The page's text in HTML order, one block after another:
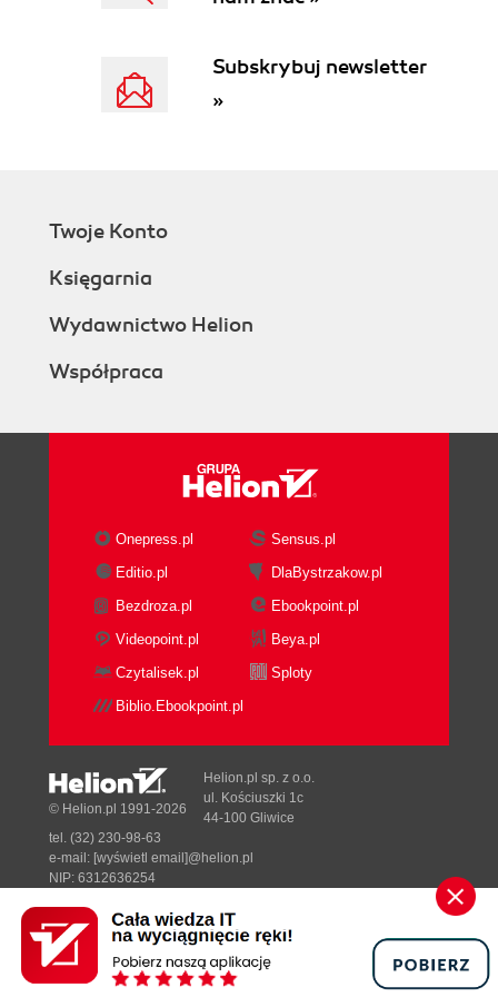
Tworzenie dokumentów korygujących (186)
Tworzenie zestawów dokumentów (188)
Tworzenie raportów ZUS RMUA (220)
7. Zasady bezpieczeństwa (227)
Instalacja i konfiguracja zapory ogniowej (232)
(237)
programem Płatnik (239)
8. Najczęstsze problemy z programem (241)
Zapomniane hasło do bazy danych (241)
Zapomniane hasło do programu (244)
Częstotliwość zmiany hasła (245)
Jak naprawić uszkodzoną bazę MS Access?
(248)
Literatura (273)
Skorowidz (275)
Subskrybuj newsletter
»
Twoje Konto
Księgarnia
Wydawnictwo Helion
Współpraca
Onepress.pl
Sensus.pl
Editio.pl
DlaBystrzakow.pl
Bezdroza.pl
Ebookpoint.pl
Videopoint.pl
Beya.pl
Czytalisek.pl
Sploty
Biblio.Ebookpoint.pl
Designed with ♥ byTonik.pl
© Helion.pl 1991-2026
Helion.pl sp. z o.o.
ul. Kościuszki 1c
44-100 Gliwice
tel. (32) 230-98-63
e-mail: [wyświetl email]@helion.pl
NIP: 6312636254
Pełna wersja strony »